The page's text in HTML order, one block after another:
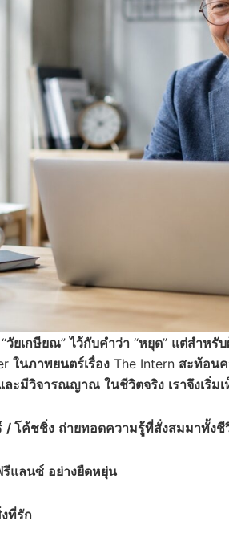
“วัยเกษียณ”ไว้กับคำว่า “หยุด” แต่สำหรั
ในภาพยนตร์เรื่อง The Intern สะท้อน
ละมีวิจารณญาณ ในชีวิตจริง เราจึงเริ่ม
/ โค้ชชิ่ง ถ่ายทอดความรู้ที่สั่งสมมาทั้งชี
รีแลนซ์ อย่างยืดหยุ่น
ที่รัก